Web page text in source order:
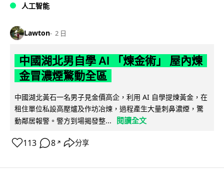
人工智能
Lawton 2 日
中國湖北男自學 AI 「煉金術」 屋內煉
金冒濃煙驚動全區
中國湖北黃石一名男子見金價高企，利用 AI 自學提煉黃金，在
租住單位私設高壓爐及作坊冶煉，過程產生大量刺鼻濃煙，驚
動鄰居報警。警方到場揭發整...
閱讀全文
113 8 ↗ 分享